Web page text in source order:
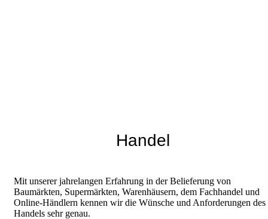
Handel
Mit unserer jahrelangen Erfahrung in der Belieferung von
Baumärkten, Supermärkten, Warenhäusern, dem Fachhandel und
Online-Händlern kennen wir die Wünsche und Anforderungen des
Handels sehr genau.